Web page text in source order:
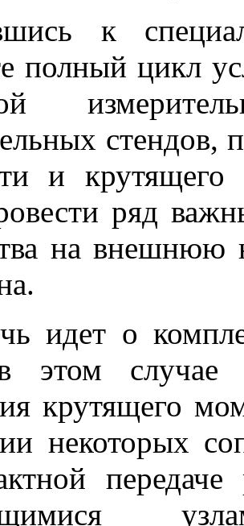
к
полный цикл
стендов,
и
ряд
на внешнюю
идет о
этом случае
крутящего
некоторых